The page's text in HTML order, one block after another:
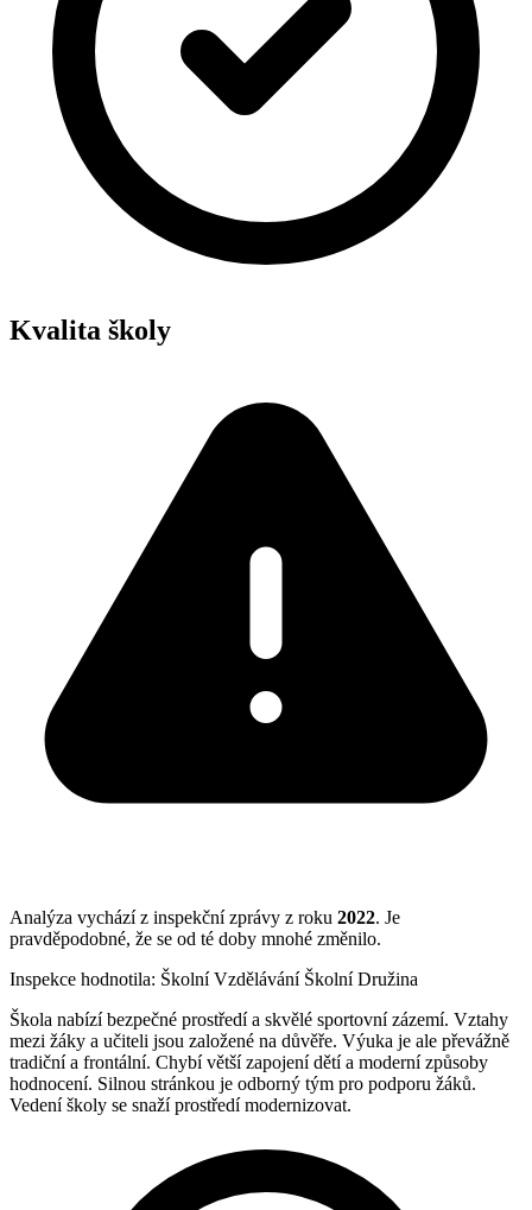
Kvalita školy
Analýza vychází z inspekční zprávy z roku 2022. Je
pravděpodobné, že se od té doby mnohé změnilo.
Inspekce hodnotila: Školní Vzdělávání Školní Družina
Škola nabízí bezpečné prostředí a skvělé sportovní zázemí. Vztahy
mezi žáky a učiteli jsou založené na důvěře. Výuka je ale převážně
tradiční a frontální. Chybí větší zapojení dětí a moderní způsoby
hodnocení. Silnou stránkou je odborný tým pro podporu žáků.
Vedení školy se snaží prostředí modernizovat.